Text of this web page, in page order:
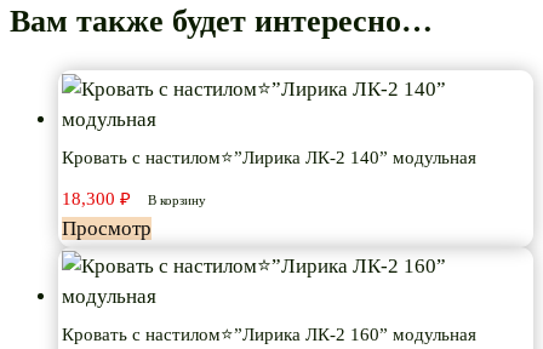
Вам также будет интересно…
Кровать с настилом⭐”Лирика ЛК-2 140” модульная
18,300 ₽ В корзину
Просмотр
Кровать с настилом⭐”Лирика ЛК-2 160” модульная